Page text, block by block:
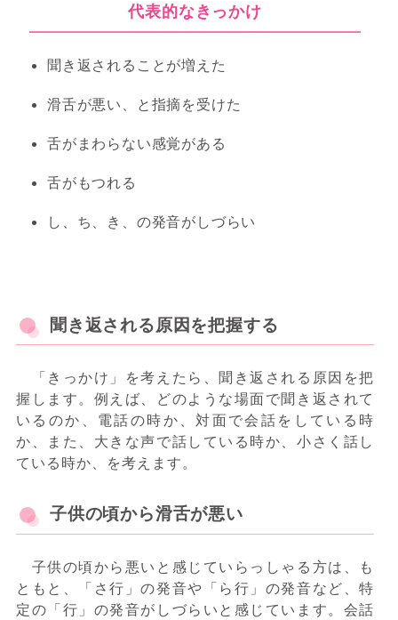
代表的なきっかけ
聞き返されることが増えた
滑舌が悪い、と指摘を受けた
舌がまわらない感覚がある
舌がもつれる
し、ち、き、の発音がしづらい
聞き返される原因を把握する
「きっかけ」を考えたら、聞き返される原因を把
握します。例えば、どのような場面で聞き返されて
いるのか、電話の時か、対面で会話をしている時
か、また、大きな声で話している時か、小さく話し
ている時か、を考えます。
子供の頃から滑舌が悪い
子供の頃から悪いと感じていらっしゃる方は、も
ともと、「さ行」の発音や「ら行」の発音など、特
定の「行」の発音がしづらいと感じています。会話